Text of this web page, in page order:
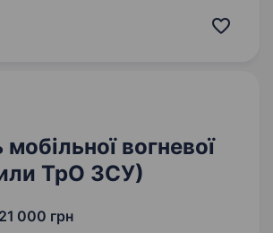
та батальйоні ТрО існують
вогневої
ТрО ЗСУ)
000 грн